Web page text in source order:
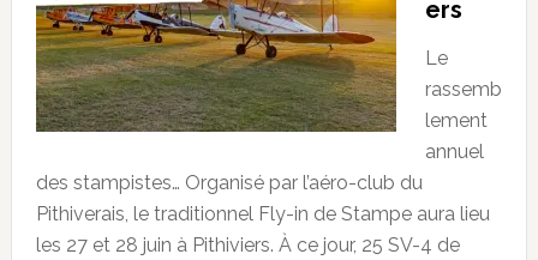
ers
Le
rassemb
lement
annuel
des stampistes… Organisé par l’aéro-club du
Pithiverais, le traditionnel Fly-in de Stampe aura lieu
les 27 et 28 juin à Pithiviers. À ce jour, 25 SV-4 de